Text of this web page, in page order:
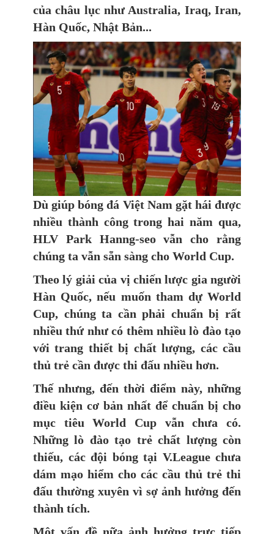
của châu lục như Australia, Iraq, Iran,
Hàn Quốc, Nhật Bản...
Dù giúp bóng đá Việt Nam gặt hái được
nhiều thành công trong hai năm qua,
HLV Park Hanng-seo vẫn cho rằng
chúng ta vẫn sẵn sàng cho World Cup.
Theo lý giải của vị chiến lược gia người
Hàn Quốc, nếu muốn tham dự World
Cup, chúng ta cần phải chuẩn bị rất
nhiều thứ như có thêm nhiều lò đào tạo
với trang thiết bị chất lượng, các cầu
thủ trẻ cần được thi đấu nhiều hơn.
Thế nhưng, đến thời điểm này, những
điều kiện cơ bản nhất để chuẩn bị cho
mục tiêu World Cup vẫn chưa có.
Những lò đào tạo trẻ chất lượng còn
thiếu, các đội bóng tại V.League chưa
dám mạo hiểm cho các cầu thủ trẻ thi
đấu thường xuyên vì sợ ảnh hưởng đến
thành tích.